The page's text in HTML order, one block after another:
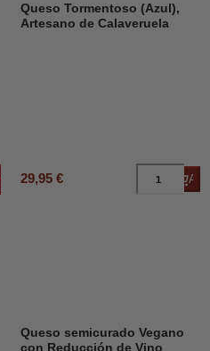
Queso Tormentoso (Azul),
Artesano de Calaveruela
29,95 €
Queso semicurado Vegano
con Reducción de Vino